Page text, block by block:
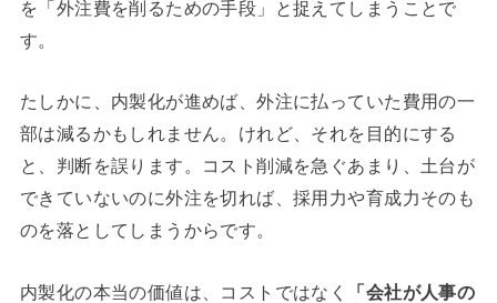
を「外注費を削るための手段」と捉えてしまうことで
す。
たしかに、内製化が進めば、外注に払っていた費用の一
部は減るかもしれません。けれど、それを目的にする
と、判断を誤ります。コスト削減を急ぐあまり、土台が
できていないのに外注を切れば、採用力や育成力そのも
のを落としてしまうからです。
内製化の本当の価値は、コストではなく
「会社が人事の